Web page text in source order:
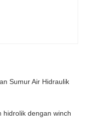
Sumur Air Hidraulik
dengan winch